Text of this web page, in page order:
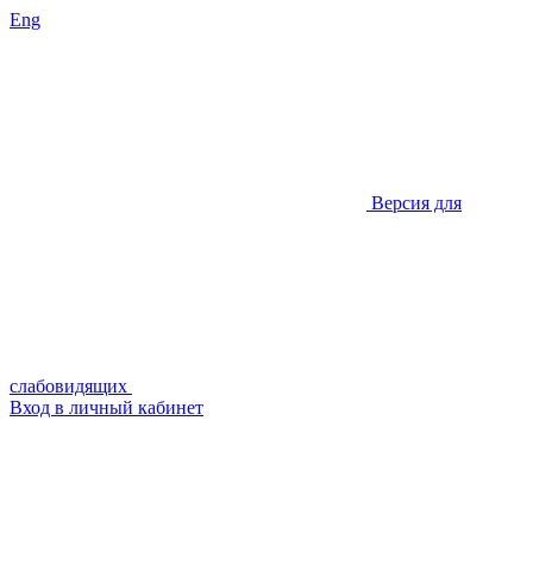
Eng
Версия для
слабовидящих
Вход в личный кабинет